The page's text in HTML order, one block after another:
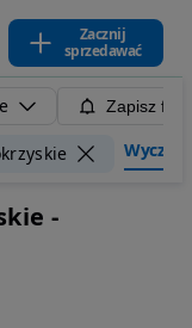
Zacznij
sprzedawać
Zapisz
-